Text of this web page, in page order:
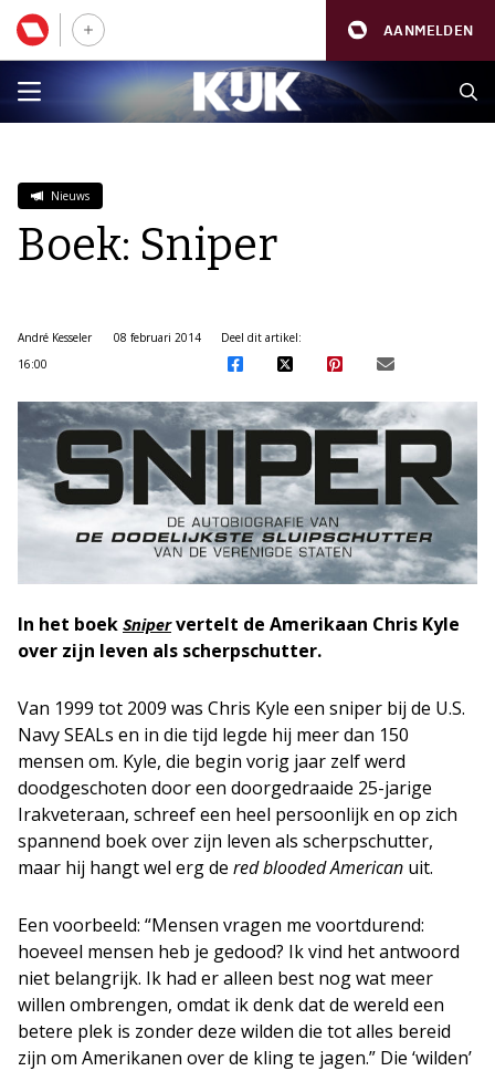
AANMELDEN
Nieuws
Boek: Sniper
André Kesseler
08 februari 2014
16:00
Deel dit artikel:
In het boek Snipervertelt de Amerikaan Chris Kyle
over zijn leven als scherpschutter.
Van 1999 tot 2009 was Chris Kyle een sniper bij de U.S.
Navy SEALs en in die tijd legde hij meer dan 150
mensen om. Kyle, die begin vorig jaar zelf werd
doodgeschoten door een doorgedraaide 25-jarige
Irakveteraan, schreef een heel persoonlijk en op zich
spannend boek over zijn leven als scherpschutter,
maar hij hangt wel erg de red blooded American uit.
Een voorbeeld: “Mensen vragen me voortdurend:
hoeveel mensen heb je gedood? Ik vind het antwoord
niet belangrijk. Ik had er alleen best nog wat meer
willen ombrengen, omdat ik denk dat de wereld een
betere plek is zonder deze wilden die tot alles bereid
zijn om Amerikanen over de kling te jagen.” Die ‘wilden’